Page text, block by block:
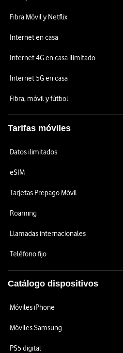
Fibra Móvil y Netflix
Internet en casa
Internet 4G en casa ilimitado
Internet 5G en casa
Fibra, móvil y fútbol
Tarifas móviles
Datos ilimitados
eSIM
Tarjetas Prepago Móvil
Roaming
Llamadas internacionales
Teléfono fijo
Catálogo dispositivos
Móviles iPhone
Móviles Samsung
PS5 digital